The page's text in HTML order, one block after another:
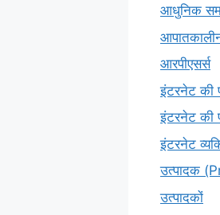
आधुनिक
आरपीएसर्स
इंटरनेट की
इंटरनेट की
इंटरनेट
उत्पादक
उत्पादकों